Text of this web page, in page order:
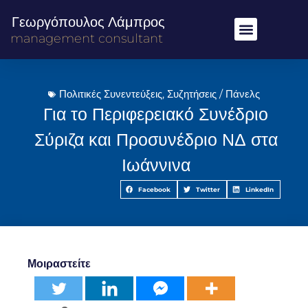
Γεωργόπουλος Λάμπρος
management consultant
Πολιτικές Συνεντεύξεις, Συζητήσεις / Πάνελς
Για το Περιφερειακό Συνέδριο
Σύριζα και Προσυνέδριο ΝΔ στα
Ιωάννινα
Facebook Twitter LinkedIn
Μοιραστείτε